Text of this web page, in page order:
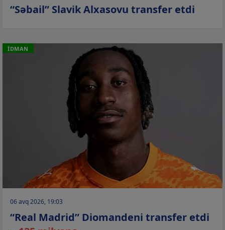
“Səbail” Slavik Alxasovu transfer etdi
İDMAN
06 avq 2026, 19:03
“Real Madrid” Diomandeni transfer etdi